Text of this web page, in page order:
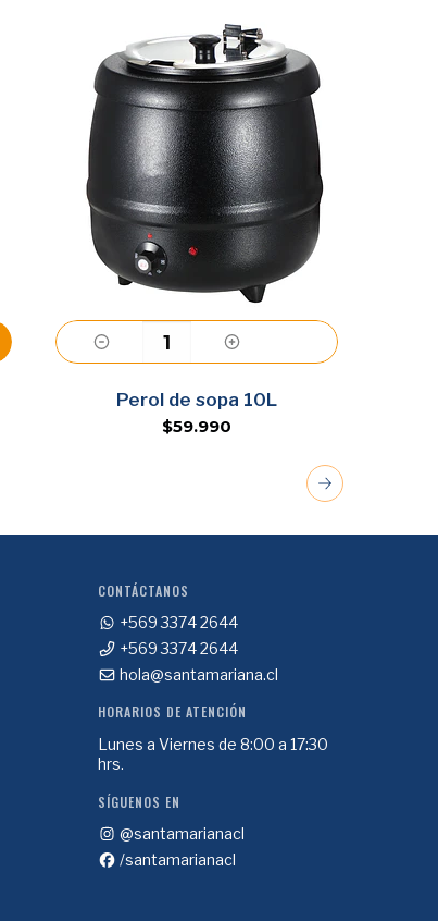
Agregar
Perol de sopa 10L
$59.990
CONTÁCTANOS
+569 3374 2644
+569 3374 2644
hola@santamariana.cl
HORARIOS DE ATENCIÓN
Lunes a Viernes de 8:00 a 17:30
hrs.
SÍGUENOS EN
@santamarianacl
/santamarianacl